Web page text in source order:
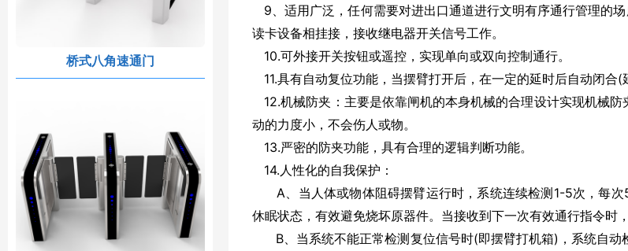
桥式八角速通门
9、适用广泛，任何需要对进出口通道进行文明有序通行管理的
读卡设备相挂接，接收继电器开关信号工作。
10.可外接开关按钮或遥控，实现单向或双向控制通行。
11.具有自动复位功能，当摆臂打开后，在一定的延时后自动闭合(
12.机械防夹：主要是依靠闸机的本身机械的合理设计实现机械
动的力度小，不会伤人或物。
13.严密的防夹功能，具有合理的逻辑判断功能。
14.人性化的自我保护：
A、当人体或物体阻碍摆臂运行时，系统连续检测1-5次，每次
休眠状态，有效避免烧坏原器件。当接收到下一次有效通行指令时
B、当系统不能正常检测复位信号时(即摆臂打机箱)，系统自动